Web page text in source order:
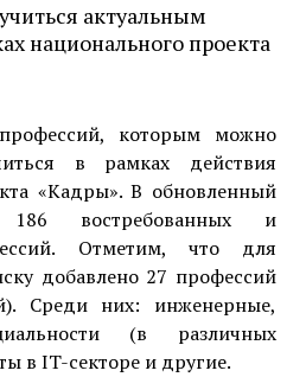
актуальным
национального проекта
которым можно
в рамках действия
«Кадры». В обновленный
востребованных и
Отметим, что для
добавлено 27 профессий
Среди них: инженерные,
(в различных
в IT-секторе и другие.